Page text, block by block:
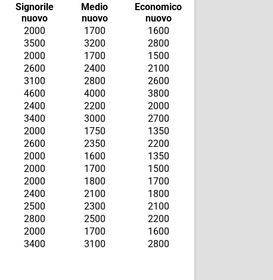
Signorile
nuovo
Medio
nuovo
Economico
nuovo
2000 1700
1600
3500 3200
2800
2000 1700
1500
2600 2400
2100
3100 2800
2600
4600 4000
3800
2400 2200
2000
3400 3000
2700
2000 1750
1350
2600 2350
2200
2000 1600
1350
2000 1700
1500
2000 1800
1700
2400 2100
1800
2500 2300
2100
2800 2500
2200
2000 1700
1600
3400 3100 2800